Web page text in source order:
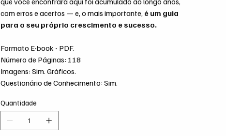
com erros e acertos — e, o mais importante, é um guia
para o seu próprio crescimento e sucesso.
Formato E-book - PDF.
Número de Páginas: 118
Imagens: Sim. Gráficos.
Questionário de Conhecimento: Sim.
Quantidade